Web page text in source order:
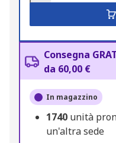
Consegna
da 60,00 €
In magazzino
1740 unità
un'altra sede